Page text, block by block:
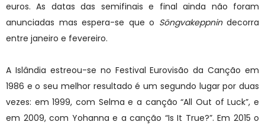
euros. As datas das semifinais e final ainda não foram
anunciadas mas espera-se que o Söngvakeppnin decorra
entre janeiro e fevereiro.
A Islândia estreou-se no Festival Eurovisão da Canção em
1986 e o seu melhor resultado é um segundo lugar por duas
vezes: em 1999, com Selma e a canção “All Out of Luck”, e
em 2009, com Yohanna e a canção “Is It True?”. Em 2015 o